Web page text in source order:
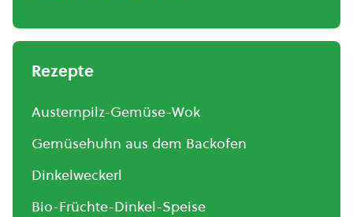
Rezepte
Austernpilz-Gemüse-Wok
Gemüsehuhn aus dem Backofen
Dinkelweckerl
Bio-Früchte-Dinkel-Speise